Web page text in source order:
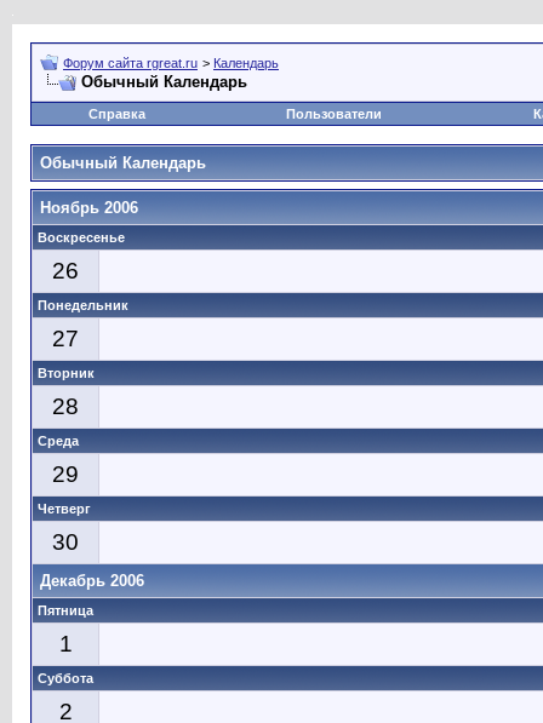
Форум сайта rgreat.ru > Календарь
Обычный Календарь
Справка Пользователи
Обычный Календарь
Ноябрь 2006
Воскресенье
26
Понедельник
27
Вторник
28
Среда
29
Четверг
30
Декабрь 2006
Пятница
1
Суббота
2